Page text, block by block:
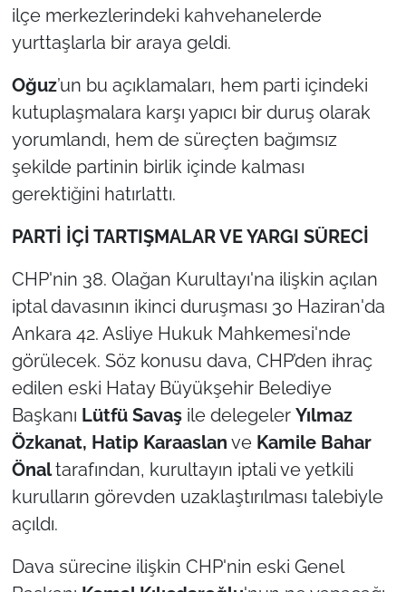
ilçe merkezlerindeki kahvehanelerde
yurttaşlarla bir araya geldi.
Oğuz’un bu açıklamaları, hem parti içindeki
kutuplaşmalara karşı yapıcı bir duruş olarak
yorumlandı, hem de süreçten bağımsız
şekilde partinin birlik içinde kalması
gerektiğini hatırlattı.
PARTİ İÇİ TARTIŞMALAR VE YARGI SÜRECİ
CHP'nin 38. Olağan Kurultayı'na ilişkin açılan
iptal davasının ikinci duruşması 30 Haziran'da
Ankara 42. Asliye Hukuk Mahkemesi'nde
görülecek. Söz konusu dava, CHP’den ihraç
edilen eski Hatay Büyükşehir Belediye
Başkanı Lütfü Savaşile delegeler Yılmaz
Özkanat, Hatip Karaaslan ve Kamile Bahar
Önaltarafından, kurultayın iptali ve yetkili
kurulların görevden uzaklaştırılması talebiyle
açıldı.
Dava sürecine ilişkin CHP'nin eski Genel